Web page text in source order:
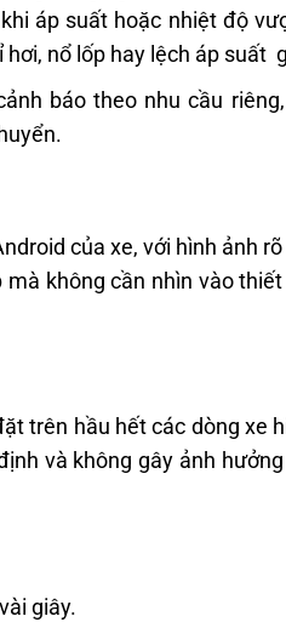
áp suất hoặc nhiệt độ
nổ lốp hay lệch áp suất
báo theo nhu cầu
của xe, với hình ảnh
không cần nhìn vào
trên hầu hết các dòng xe
và không gây ảnh
giây.